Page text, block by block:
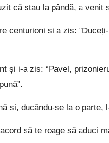
că stau la pândă, a venit
centurioni și a zis:
și i-a zis: “Pavel,
și, ducându-se la o
să te roage să aduci